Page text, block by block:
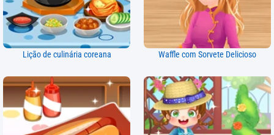
Lição de culinária coreana Waffle com Sorvete Delicioso